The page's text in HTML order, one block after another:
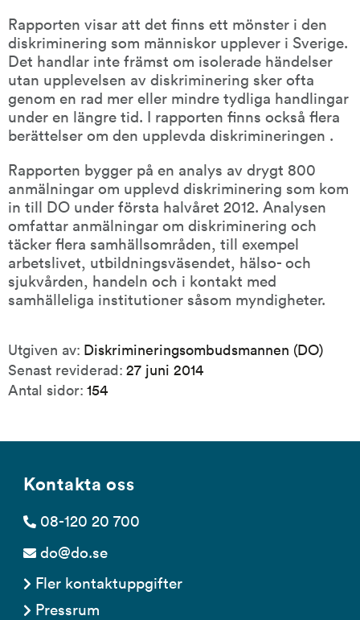
processer)
Rapporten visar att det finns ett mönster i den
diskriminering som människor upplever i Sverige.
Det handlar inte främst om isolerade händelser
utan upplevelsen av diskriminering sker ofta
genom en rad mer eller mindre tydliga handlingar
under en längre tid. I rapporten finns också flera
berättelser om den upplevda diskrimineringen .
Rapporten bygger på en analys av drygt 800
anmälningar om upplevd diskriminering som kom
in till DO under första halvåret 2012. Analysen
omfattar anmälningar om diskriminering och
täcker flera samhällsområden, till exempel
arbetslivet, utbildningsväsendet, hälso- och
sjukvården, handeln och i kontakt med
samhälleliga institutioner såsom myndigheter.
Utgiven av: Diskrimineringsombudsmannen (DO)
Senast reviderad: 27 juni 2014
Antal sidor: 154
Kontakta oss
08-120 20 700
do@do.se
Fler kontaktuppgifter
Pressrum